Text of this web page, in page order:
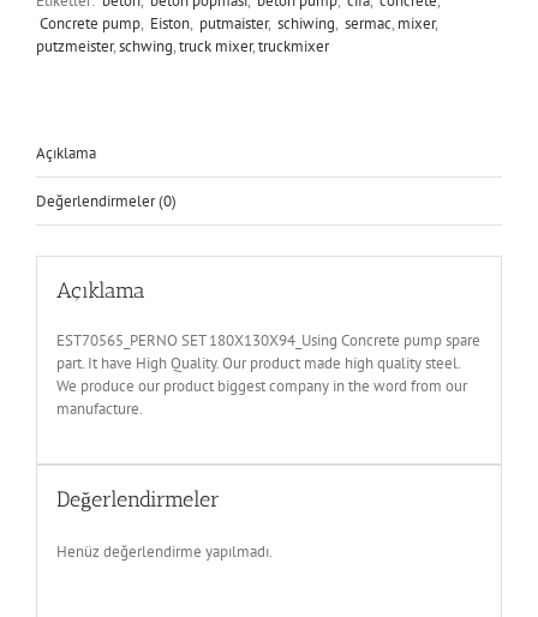
Concrete pump, Eiston, putmaister, schiwing, sermac, mixer,
putzmeister,schwing,truck mixer,truckmixer
Açıklama
Değerlendirmeler (0)
Açıklama
EST70565_PERNO SET 180X130X94_Using Concrete pump spare
part. It have High Quality. Our product made high quality steel.
We produce our product biggest company in the word from our
manufacture.
Değerlendirmeler
Henüz değerlendirme yapılmadı.